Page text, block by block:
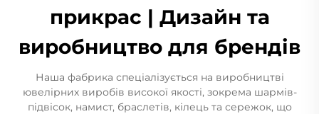
прикрас | Дизайн та
виробництво для брендів
Наша фабрика спеціалізується на виробництві
ювелірних виробів високої якості, зокрема шармів-
підвісок, намист, браслетів, кілець та сережок, що